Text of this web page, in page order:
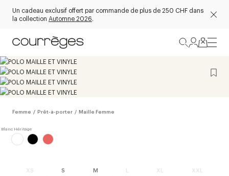
Un cadeau exclusif offert par commande de plus de 250 CHF dans
la collection Automne 2026.
Femme / Prêt-à-porter / Maille Femme
XS S M L XL XXL